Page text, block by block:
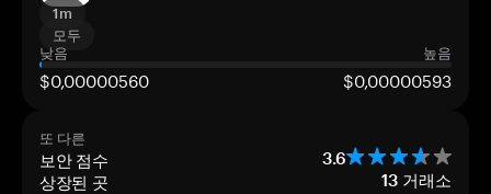
1m
모두
낮음
높음
$0,00000560 $0,00000593
또 다른
보안 점수 3.6
상장된 곳 13 거래소